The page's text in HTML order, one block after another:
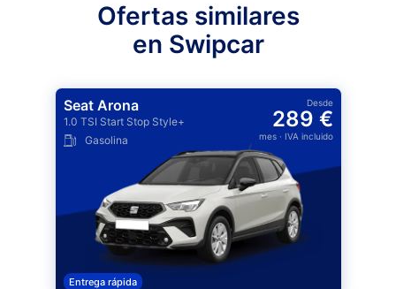
Ofertas similares
en Swipcar
Seat Arona
1.0 TSI Start Stop Style+
Gasolina
Desde
289 €
mes· IVA incluido
Entrega rápida